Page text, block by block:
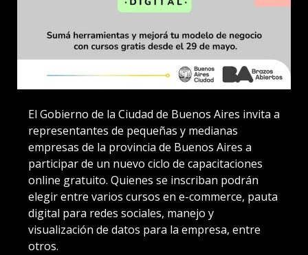
El Gobierno de la Ciudad de Buenos Aires invita a
representantes de pequeñas y medianas
empresas de la provincia de Buenos Aires a
participar de un nuevo ciclo de capacitaciones
online gratuito. Quienes se inscriban podrán
elegir entre varios cursos en e-commerce, pauta
digital para redes sociales, manejo y
visualización de datos para la empresa, entre
otros.